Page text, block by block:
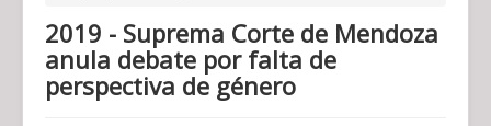
2019 - Suprema Corte de Mendoza
anula debate por falta de
perspectiva de género